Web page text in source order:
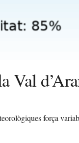
Val
força